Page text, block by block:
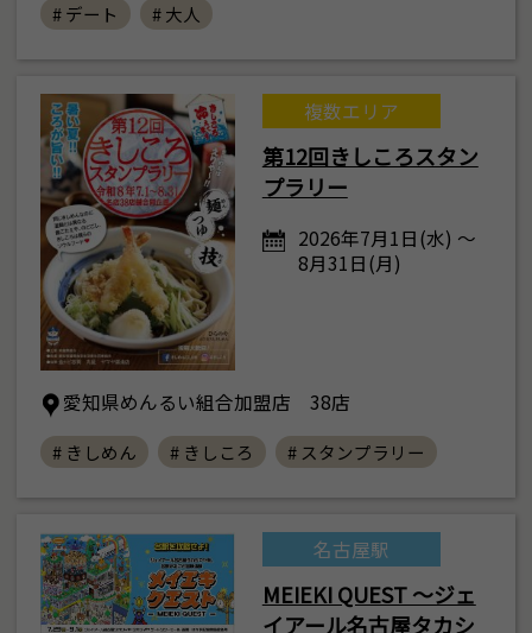
# デート # 大人
複数エリア
第12回きしころスタン
プラリー
2026年7月1日(水) ～
8月31日(月)
愛知県めんるい組合加盟店 38店
# きしめん # きしころ # スタンプラリー
名古屋駅
MEIEKI QUEST ～ジェ
イアール名古屋タカシ